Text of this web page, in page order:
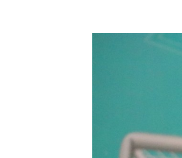
การเสริมสร้างคุณธ
ITA : การประเมิน
การจัดการความรู้